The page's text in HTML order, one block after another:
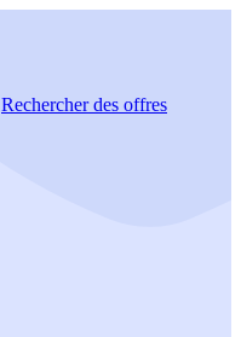
Rechercherdes offres